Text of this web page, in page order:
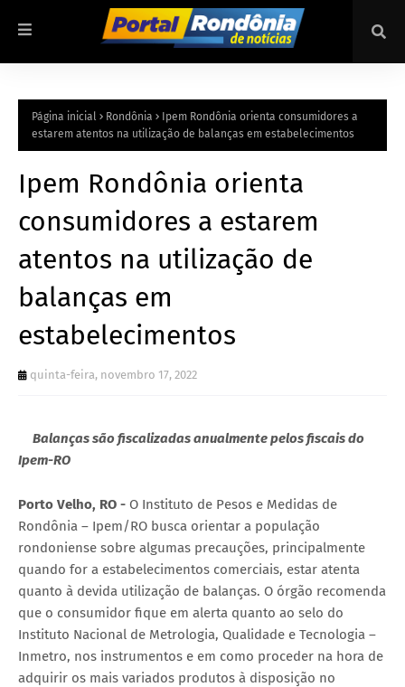
Página inicial Rondônia
Ipem Rondônia orienta consumidores a
estarem atentos na utilização de balanças em estabelecimentos
Ipem Rondônia orienta
consumidores a estarem
atentos na utilização de
balanças em
estabelecimentos
quinta-feira, novembro 17, 2022
Balanças são fiscalizadas anualmente pelos fiscais do
Ipem-RO
Porto Velho, RO - O Instituto de Pesos e Medidas de
Rondônia – Ipem/RO busca orientar a população
rondoniense sobre algumas precauções, principalmente
quando for a estabelecimentos comerciais, estar atenta
quanto à devida utilização de balanças. O órgão recomenda
que o consumidor fique em alerta quanto ao selo do
Instituto Nacional de Metrologia, Qualidade e Tecnologia –
Inmetro, nos instrumentos e em como proceder na hora de
adquirir os mais variados produtos à disposição no